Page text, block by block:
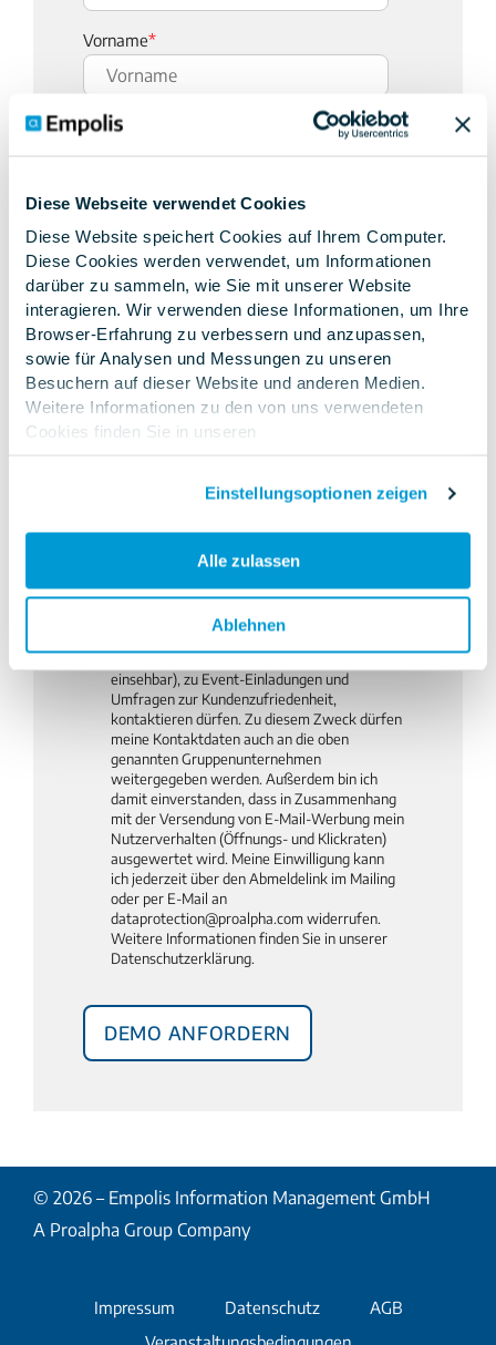
Diese Webseite verwendet Cookies
Diese Website speichert Cookies auf Ihrem Computer.
Diese Cookies werden verwendet, um Informationen
darüber zu sammeln, wie Sie mit unserer Website
interagieren. Wir verwenden diese Informationen, um Ihre
Browser-Erfahrung zu verbessern und anzupassen,
sowie für Analysen und Messungen zu unseren
Besuchern auf dieser Website und anderen Medien.
Weitere Informationen zu den von uns verwendeten
Cookies finden Sie in unseren
nicht erfasst. Ein einzelnes Cookie wird in Ihrem Browser
verwendet, um daran zu erinnern, dass Sie nicht
nachverfolgt werden möchten.
Einstellungsoptionen zeigen
Alle zulassen
Ablehnen
Vorname*
Nachname
Unternehmensname*
Jobbezeichnung *
E-Mail-Adresse *
Ich bin einverstanden, dass mich die
Unternehmen derProalpha Groupunter
meinen angegeben Kontaktdaten telefonisch,
zu den Produkten der Proalpha Group (hier
einsehbar), zu Event-Einladungen und
Umfragen zur Kundenzufriedenheit,
kontaktieren dürfen. Zu diesem Zweck dürfen
meine Kontaktdaten auch an die oben
genannten Gruppenunternehmen
weitergegeben werden. Außerdem bin ich
damit einverstanden, dass in Zusammenhang
mit der Versendung von E-Mail-Werbung mein
Nutzerverhalten (Öffnungs- und Klickraten)
ausgewertet wird. Meine Einwilligung kann
ich jederzeit über den Abmeldelink im Mailing
oder per E-Mail an
dataprotection@proalpha.com widerrufen.
Weitere Informationen finden Sie in unserer
Datenschutzerklärung.
© 2026 – Empolis Information Management GmbH
A Proalpha Group Company
Impressum Datenschutz
AGB